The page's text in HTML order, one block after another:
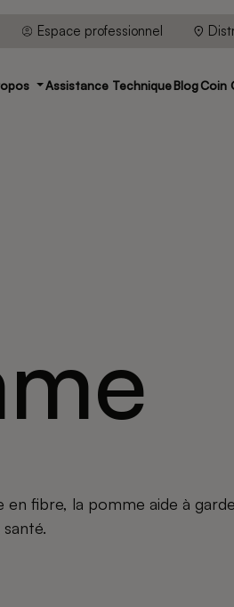
Espace professionnel
Assistance TechniqueBlogCoin
en fibre, la pomme aide à